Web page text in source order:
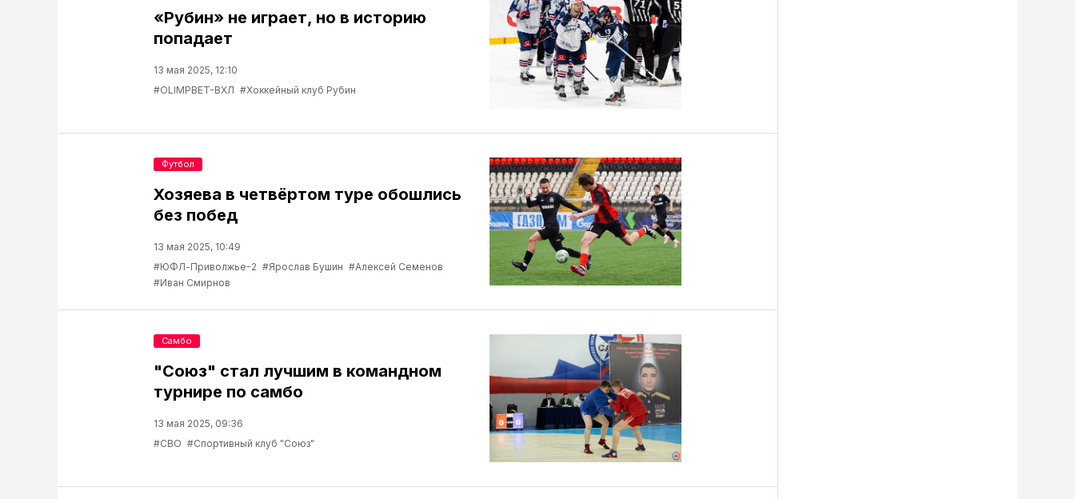
«Рубин» не играет, но в историю
попадает
13 мая 2025, 12:10
#OLIMPBET-ВХЛ #Хоккейный клуб Рубин
Хозяева в четвёртом туре обошлись
без побед
13 мая 2025, 10:49
#ЮФЛ-Приволжье-2 #Ярослав Бушин #Алексей Семенов
#Иван Смирнов
Футбол
"Союз" стал лучшим в командном
турнире по самбо
13 мая 2025, 09:36
#СВО #Спортивный клуб "Союз"
Самбо